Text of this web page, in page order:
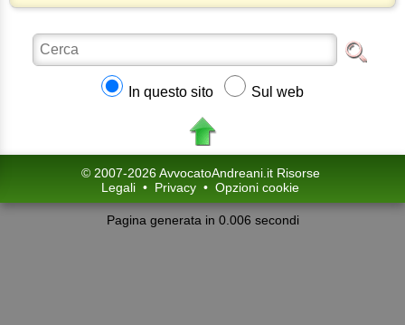
In questo sito Sul web
© 2007-2026 AvvocatoAndreani.it Risorse
Legali • Privacy • Opzioni cookie
Pagina generata in 0.006 secondi